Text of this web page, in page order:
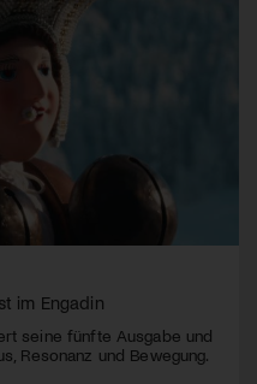
im Engadin
seine fünfte Ausgabe und
Resonanz und Bewegung.